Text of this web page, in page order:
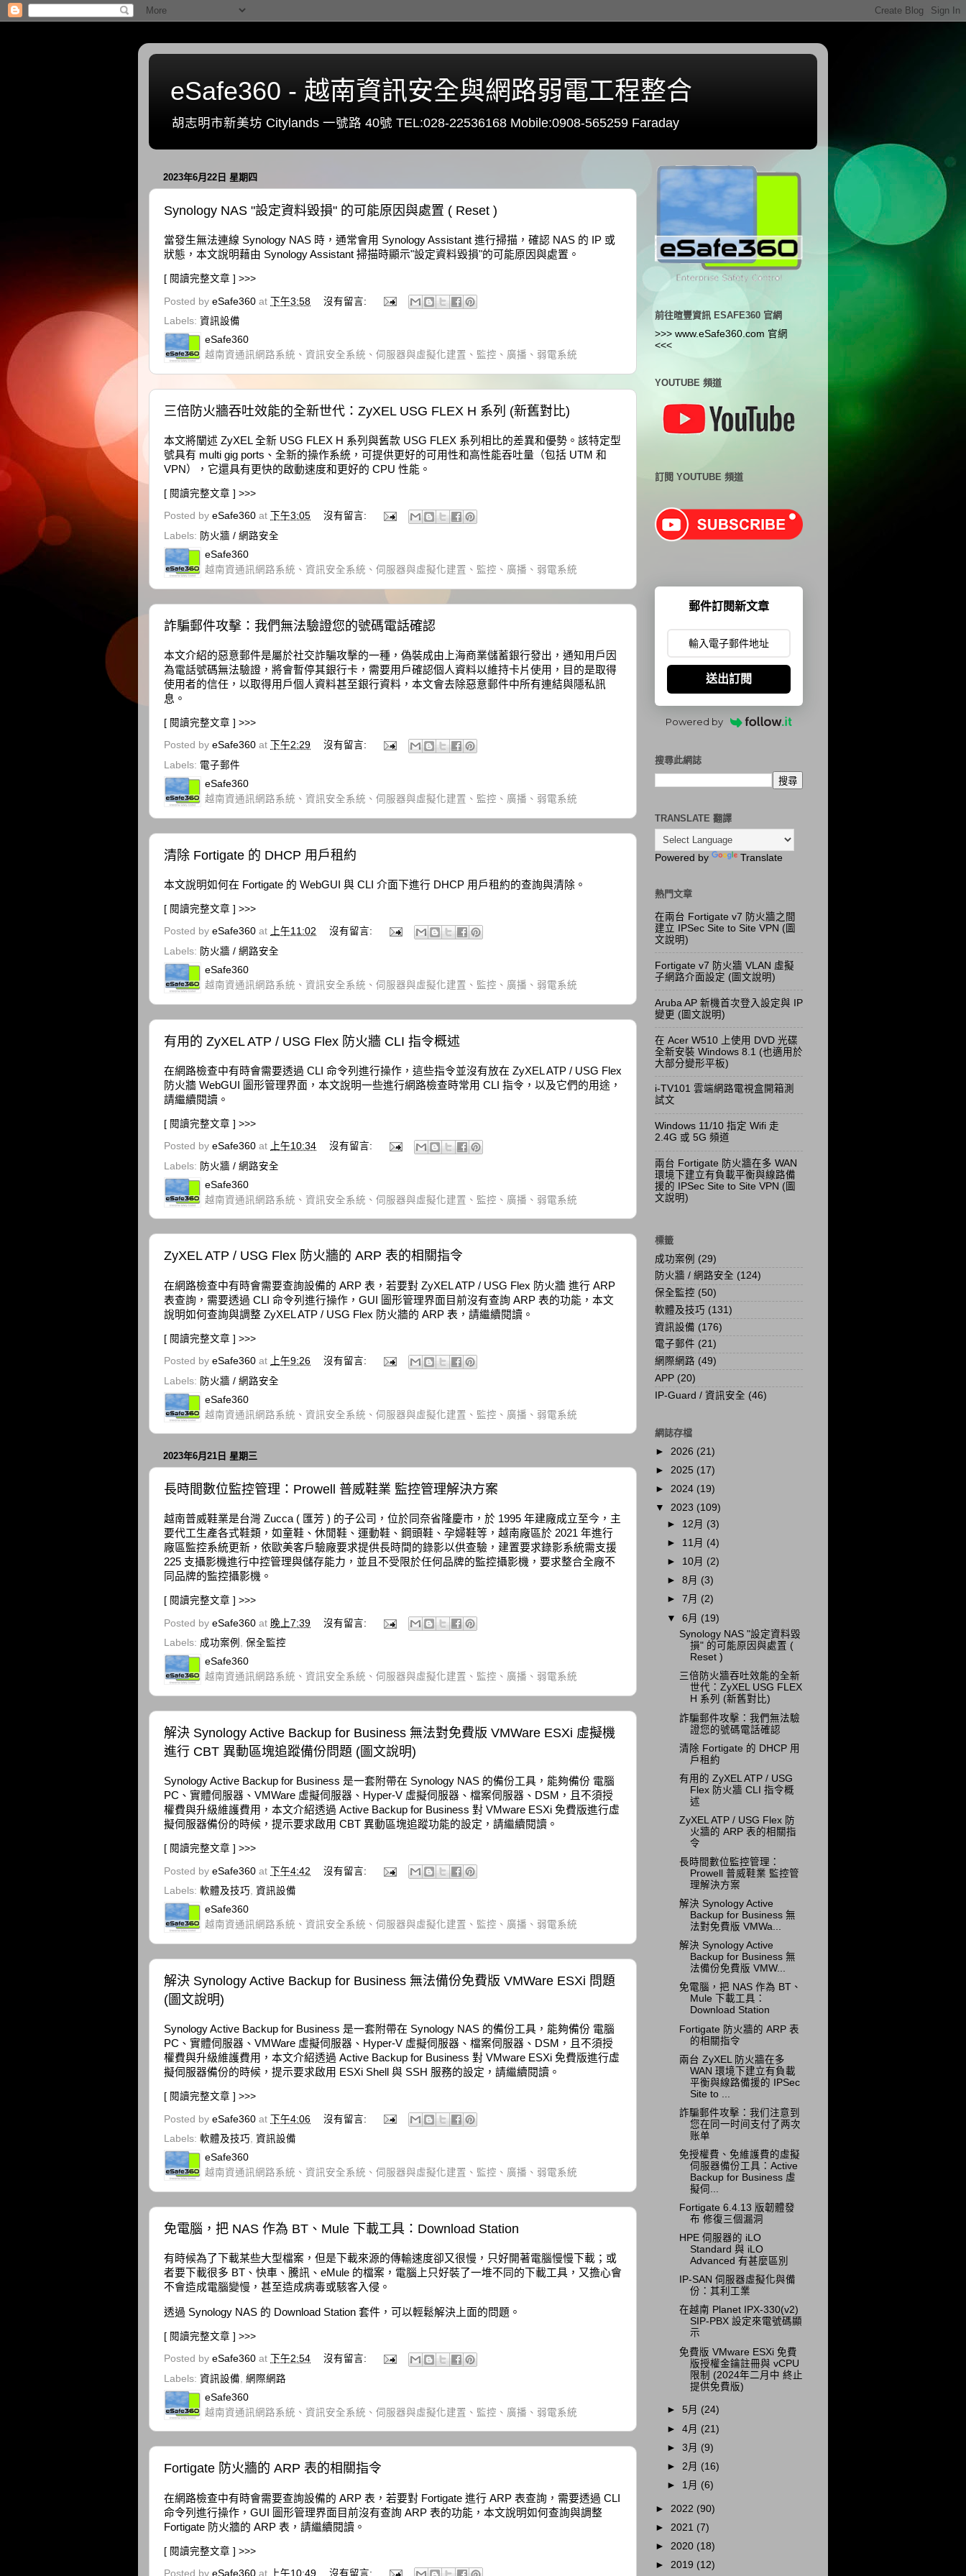
eSafe360 - 越南資訊安全與網路弱電工程整合
胡志明市新美坊 Citylands 一號路 40號 TEL:028-22536168 Mobile:0908-565259 Faraday
2023年6月22日 星期四
Synology NAS "設定資料毀損" 的可能原因與處置 ( Reset )
當發生無法連線 Synology NAS 時，通常會用 Synology Assistant 進行掃描，確認 NAS 的 IP 或
狀態，本文說明藉由 Synology Assistant 掃描時顯示"設定資料毀損"的可能原因與處置。
[ 閱讀完整文章 ] >>>
Posted by eSafe360 at 下午3:58
沒有留言:
Labels: 資訊設備
eSafe360
越南資通訊網路系統、資訊安全系統、伺服器與虛擬化建置、監控、廣播、弱電系統
三倍防火牆吞吐效能的全新世代：ZyXEL USG FLEX H 系列 (新舊對比)
本文將闡述 ZyXEL 全新 USG FLEX H 系列與舊款 USG FLEX 系列相比的差異和優勢。該特定型
號具有 multi gig ports、全新的操作系統，可提供更好的可用性和高性能吞吐量（包括 UTM 和
VPN），它還具有更快的啟動速度和更好的 CPU 性能。
[ 閱讀完整文章 ] >>>
Posted by eSafe360 at 下午3:05
沒有留言:
Labels: 防火牆 / 網路安全
eSafe360
越南資通訊網路系統、資訊安全系統、伺服器與虛擬化建置、監控、廣播、弱電系統
詐騙郵件攻擊：我們無法驗證您的號碼電話確認
本文介紹的惡意郵件是屬於社交詐騙攻擊的一種，偽裝成由上海商業儲蓄銀行發出，通知用戶因
為電話號碼無法驗證，將會暫停其銀行卡，需要用戶確認個人資料以維持卡片使用，目的是取得
使用者的信任，以取得用戶個人資料甚至銀行資料，本文會去除惡意郵件中所有連結與隱私訊
息。
[ 閱讀完整文章 ] >>>
Posted by eSafe360 at 下午2:29
沒有留言:
Labels: 電子郵件
eSafe360
越南資通訊網路系統、資訊安全系統、伺服器與虛擬化建置、監控、廣播、弱電系統
清除 Fortigate 的 DHCP 用戶租約
本文說明如何在 Fortigate 的 WebGUI 與 CLI 介面下進行 DHCP 用戶租約的查詢與清除。
[ 閱讀完整文章 ] >>>
Posted by eSafe360 at 上午11:02
沒有留言:
Labels: 防火牆 / 網路安全
eSafe360
越南資通訊網路系統、資訊安全系統、伺服器與虛擬化建置、監控、廣播、弱電系統
有用的 ZyXEL ATP / USG Flex 防火牆 CLI 指令概述
在網路檢查中有時會需要透過 CLI 命令列進行操作，這些指令並沒有放在 ZyXEL ATP / USG Flex
防火牆 WebGUI 圖形管理界面，本文說明一些進行網路檢查時常用 CLI 指令，以及它們的用途，
請繼續閱讀。
[ 閱讀完整文章 ] >>>
Posted by eSafe360 at 上午10:34
沒有留言:
Labels: 防火牆 / 網路安全
eSafe360
越南資通訊網路系統、資訊安全系統、伺服器與虛擬化建置、監控、廣播、弱電系統
ZyXEL ATP / USG Flex 防火牆的 ARP 表的相關指令
在網路檢查中有時會需要查詢設備的 ARP 表，若要對 ZyXEL ATP / USG Flex 防火牆 進行 ARP
表查詢，需要透過 CLI 命令列進行操作，GUI 圖形管理界面目前沒有查詢 ARP 表的功能，本文
說明如何查詢與調整 ZyXEL ATP / USG Flex 防火牆的 ARP 表，請繼續閱讀。
[ 閱讀完整文章 ] >>>
Posted by eSafe360 at 上午9:26
沒有留言:
Labels: 防火牆 / 網路安全
eSafe360
越南資通訊網路系統、資訊安全系統、伺服器與虛擬化建置、監控、廣播、弱電系統
2023年6月21日 星期三
長時間數位監控管理：Prowell 普威鞋業 監控管理解決方案
越南普威鞋業是台灣 Zucca ( 匯芳 ) 的子公司，位於同奈省隆慶市，於 1995 年建廠成立至今，主
要代工生產各式鞋類，如童鞋、休閒鞋、運動鞋、鋼頭鞋、孕婦鞋等，越南廠區於 2021 年進行
廠區監控系統更新，依歐美客戶驗廠要求提供長時間的錄影以供查驗，建置要求錄影系統需支援
225 支攝影機進行中控管理與儲存能力，並且不受限於任何品牌的監控攝影機，要求整合全廠不
同品牌的監控攝影機。
[ 閱讀完整文章 ] >>>
Posted by eSafe360 at 晚上7:39
沒有留言:
Labels: 成功案例 , 保全監控
eSafe360
越南資通訊網路系統、資訊安全系統、伺服器與虛擬化建置、監控、廣播、弱電系統
解決 Synology Active Backup for Business 無法對免費版 VMWare ESXi 虛擬機
進行 CBT 異動區塊追蹤備份問題 (圖文說明)
Synology Active Backup for Business 是一套附帶在 Synology NAS 的備份工具，能夠備份 電腦
PC、實體伺服器、VMWare 虛擬伺服器、Hyper-V 虛擬伺服器、檔案伺服器、DSM，且不須授
權費與升級維護費用，本文介紹透過 Active Backup for Business 對 VMware ESXi 免費版進行虛
擬伺服器備份的時候，提示要求啟用 CBT 異動區塊追蹤功能的設定，請繼續閱讀。
[ 閱讀完整文章 ] >>>
Posted by eSafe360 at 下午4:42
沒有留言:
Labels: 軟體及技巧, 資訊設備
eSafe360
越南資通訊網路系統、資訊安全系統、伺服器與虛擬化建置、監控、廣播、弱電系統
解決 Synology Active Backup for Business 無法備份免費版 VMWare ESXi 問題
(圖文說明)
Synology Active Backup for Business 是一套附帶在 Synology NAS 的備份工具，能夠備份 電腦
PC、實體伺服器、VMWare 虛擬伺服器、Hyper-V 虛擬伺服器、檔案伺服器、DSM，且不須授
權費與升級維護費用，本文介紹透過 Active Backup for Business 對 VMware ESXi 免費版進行虛
擬伺服器備份的時候，提示要求啟用 ESXi Shell 與 SSH 服務的設定，請繼續閱讀。
[ 閱讀完整文章 ] >>>
Posted by eSafe360 at 下午4:06
沒有留言:
Labels: 軟體及技巧, 資訊設備
eSafe360
越南資通訊網路系統、資訊安全系統、伺服器與虛擬化建置、監控、廣播、弱電系統
免電腦，把 NAS 作為 BT、Mule 下載工具：Download Station
有時候為了下載某些大型檔案，但是下載來源的傳輸速度卻又很慢，只好開著電腦慢慢下載；或
者要下載很多 BT、快車、騰訊、eMule 的檔案，電腦上只好裝了一堆不同的下載工具，又擔心會
不會造成電腦變慢，甚至造成病毒或駭客入侵。
透過 Synology NAS 的 Download Station 套件，可以輕鬆解決上面的問題。
[ 閱讀完整文章 ] >>>
Posted by eSafe360 at 下午2:54
沒有留言:
Labels: 資訊設備, 網際網路
eSafe360
越南資通訊網路系統、資訊安全系統、伺服器與虛擬化建置、監控、廣播、弱電系統
Fortigate 防火牆的 ARP 表的相關指令
在網路檢查中有時會需要查詢設備的 ARP 表，若要對 Fortigate 進行 ARP 表查詢，需要透過 CLI
命令列進行操作，GUI 圖形管理界面目前沒有查詢 ARP 表的功能，本文說明如何查詢與調整
Fortigate 防火牆的 ARP 表，請繼續閱讀。
[ 閱讀完整文章 ] >>>
Posted by eSafe360 at 上午10:49 沒有留言:
前往暄豐資訊 ESAFE360 官網
>>> www.eSafe360.com 官網
<<<
YOUTUBE 頻道
訂閱 YOUTUBE 頻道
郵件訂閱新文章
送出訂閱
Powered by
搜尋此網誌
TRANSLATE 翻譯
Powered by Translate
熱門文章
在兩台 Fortigate v7 防火牆之間
建立 IPSec Site to Site VPN (圖
文說明)
Fortigate v7 防火牆 VLAN 虛擬
子網路介面設定 (圖文說明)
Aruba AP 新機首次登入設定與 IP
變更 (圖文說明)
在 Acer W510 上使用 DVD 光碟
全新安裝 Windows 8.1 (也適用於
大部分變形平板)
i-TV101 雲端網路電視盒開箱測
試文
Windows 11/10 指定 Wifi 走
2.4G 或 5G 頻道
兩台 Fortigate 防火牆在多 WAN
環境下建立有負載平衡與線路備
援的 IPSec Site to Site VPN (圖
文說明)
標籤
成功案例 (29)
防火牆 / 網路安全 (124)
保全監控 (50)
軟體及技巧 (131)
資訊設備 (176)
電子郵件 (21)
網際網路 (49)
APP (20)
IP-Guard / 資訊安全 (46)
網誌存檔
► 2026 (21)
► 2025 (17)
► 2024 (19)
▼ 2023 (109)
► 12月 (3)
► 11月 (4)
► 10月 (2)
►8月 (3)
►7月 (2)
▼6月 (19)
Synology NAS "設定資料毀
損" 的可能原因與處置 (
Reset )
三倍防火牆吞吐效能的全新
世代：ZyXEL USG FLEX
H 系列 (新舊對比)
詐騙郵件攻擊：我們無法驗
證您的號碼電話確認
清除 Fortigate 的 DHCP 用
戶租約
有用的 ZyXEL ATP / USG
Flex 防火牆 CLI 指令概
述
ZyXEL ATP / USG Flex 防
火牆的 ARP 表的相關指
令
長時間數位監控管理：
Prowell 普威鞋業 監控管
理解決方案
解決 Synology Active
Backup for Business 無
法對免費版 VMWa...
解決 Synology Active
Backup for Business 無
法備份免費版 VMW...
免電腦，把 NAS 作為 BT、
Mule 下載工具：
Download Station
Fortigate 防火牆的 ARP 表
的相關指令
兩台 ZyXEL 防火牆在多
WAN 環境下建立有負載
平衡與線路備援的 IPSec
Site to ...
詐騙郵件攻擊：我们注意到
您在同一时间支付了两次
账单
免授權費、免維護費的虛擬
伺服器備份工具：Active
Backup for Business 虛
擬伺...
Fortigate 6.4.13 版韌體發
布 修復三個漏洞
HPE 伺服器的 iLO
Standard 與 iLO
Advanced 有甚麼區別
IP-SAN 伺服器虛擬化與備
份：其利工業
在越南 Planet IPX-330(v2)
SIP-PBX 設定來電號碼顯
示
免費版 VMware ESXi 免費
版授權金鑰註冊與 vCPU
限制 (2024年二月中 終止
提供免費版)
►5月 (24)
►4月 (21)
►3月 (9)
► 2月 (16)
► 1月 (6)
► 2022 (90)
► 2021 (7)
► 2020 (18)
► 2019 (12)